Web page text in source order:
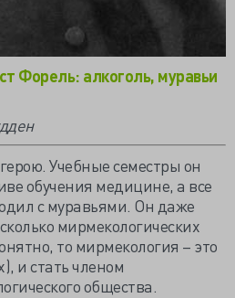
Учебные семестры он
обучения медицине, а все
с муравьями. Он даже
мирмекологических
то мирмекология – это
и стать членом
общества.